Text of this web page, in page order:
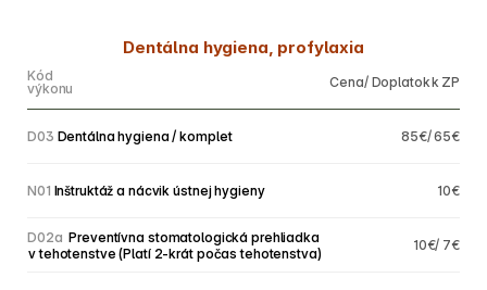
Dentálna hygiena, profylaxia
Cena/ Doplatok k ZP
Kód
výkonu
D03 Dentálna hygiena / komplet 85€/ 65€
N01 Inštruktáž a nácvik ústnej hygieny 10€
D02a Preventívna stomatologická prehliadka
v tehotenstve (Platí 2-krát počas tehotenstva)
10€/ 7€